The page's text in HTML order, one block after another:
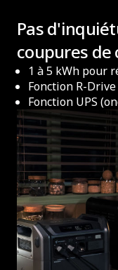
Pas
coupures de
1 à 5 kWh pour
Fonction R-
Fonction UPS